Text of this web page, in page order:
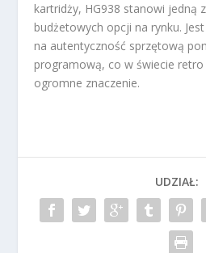
kartridży, HG938 stanowi jedną
budżetowych opcji na rynku.
na autentyczność sprzętową
programową, co w świecie
ogromne znaczenie.
UDZIAŁ: